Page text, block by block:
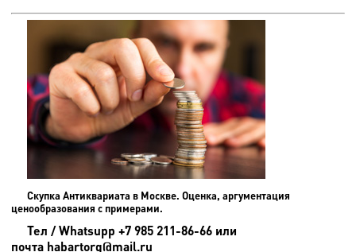
Скупка Антиквариата в Москве. Оценка, аргументация
ценообразования с примерами.
Тел / Whatsupp +7 985 211-86-66 или
почта habartorg@mail.ru